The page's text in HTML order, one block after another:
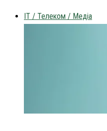
IT / Телеком / Медіа